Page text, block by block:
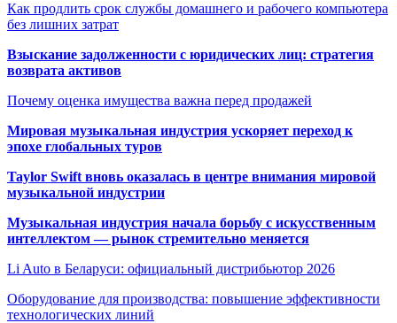
Как продлить срок службы домашнего и рабочего компьютера
без лишних затрат
Взыскание задолженности с юридических лиц: стратегия
возврата активов
Почему оценка имущества важна перед продажей
Мировая музыкальная индустрия ускоряет переход к
эпохе глобальных туров
Taylor Swift вновь оказалась в центре внимания мировой
музыкальной индустрии
Музыкальная индустрия начала борьбу с искусственным
интеллектом — рынок стремительно меняется
Li Auto в Беларуси: официальный дистрибьютор 2026
Оборудование для производства: повышение эффективности
технологических линий